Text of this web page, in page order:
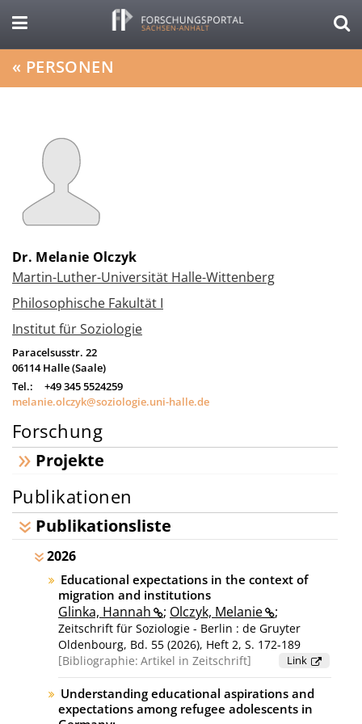
« PERSONEN
Dr. Melanie Olczyk
Martin-Luther-Universität Halle-Wittenberg
Philosophische Fakultät I
Institut für Soziologie
Paracelsusstr. 22
06114 Halle (Saale)
Tel.:
+49 345 5524259
melanie.olczyk@soziologie.uni-halle.de
Forschung
Projekte
Publikationen
Publikationsliste
2026
Educational expectations in the context of
migration and institutions
Glinka, Hannah ; Olczyk, Melanie ;
Zeitschrift für Soziologie - Berlin : de Gruyter
Oldenbourg, Bd. 55 (2026), Heft 2, S. 172-189
Bibliographie: Artikel in Zeitschrift Link
Understanding educational aspirations and
expectations among refugee adolescents in